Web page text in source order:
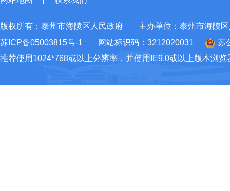
版权所有：泰州市海陵区人民政府
主办单位：泰州市海陵
苏ICP备05003815号-1
网站标识码：3212020031
苏
推荐使用1024*768或以上分辨率，并使用IE9.0或以上版本浏览